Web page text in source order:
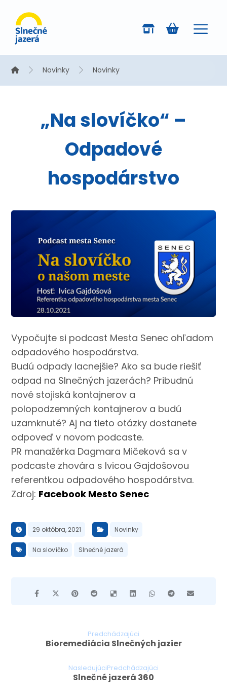
Novinky Novinky
„Na slovíčko“ –
Odpadové
hospodárstvo
Vypočujte si podcast Mesta Senec ohľadom
odpadového hospodárstva.
Budú odpady lacnejšie? Ako sa bude riešiť
odpad na Slnečných jazerách? Pribudnú
nové stojiská kontajnerov a
polopodzemných kontajnerov a budú
uzamknuté? Aj na tieto otázky dostanete
odpoveď v novom podcaste.
PR manažérka Dagmara Mičeková sa v
podcaste zhovára s Ivicou Gajdošovou
referentkou odpadového hospodárstva.
Zdroj: Facebook Mesto Senec
29 októbra, 2021 Novinky
Na slovíčko Slnečné jazerá
Predchádzajúci
Bioremediácia Slnečných jazier
NasledujúciPredchádzajúci
Slnečné jazerá 360